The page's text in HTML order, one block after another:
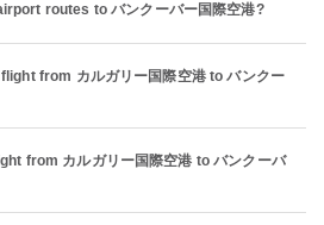
routes to バンクーバー国際空港?
from カルガリー国際空港 to バンクー
from カルガリー国際空港 to バンクーバ